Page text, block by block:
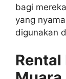
bagi
yang
digunakan